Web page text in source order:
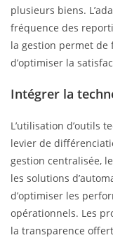
plusieurs biens.
fréquence des
la gestion permet
d’optimiser la
Intégrer la
L’utilisation d’outils
levier de
gestion centralisée,
les solutions
d’optimiser les
opérationnels. Les
la transparence